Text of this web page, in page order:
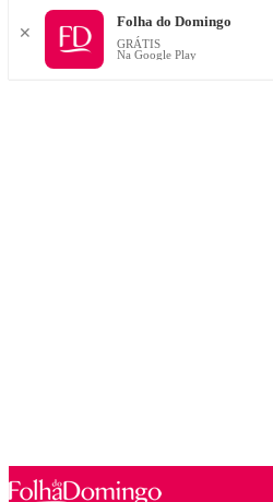
✕
Folha do Domingo
GRÁTIS
Na Google Play